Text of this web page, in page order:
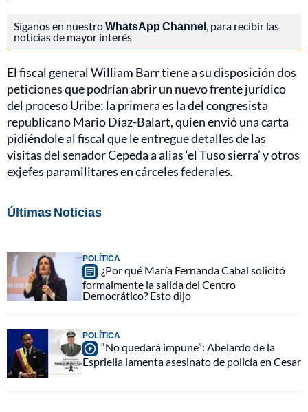
Síganos en nuestroWhatsApp Channel , para recibir las
noticias de mayor interés
El fiscal general William Barr tiene a su disposición dos
peticiones que podrían abrir un nuevo frente jurídico
del proceso Uribe: la primera es la del congresista
republicano Mario Díaz-Balart, quien envió una carta
pidiéndole al fiscal que le entregue detalles de las
visitas del senador Cepeda a alias ‘el Tuso sierra’ y otros
exjefes paramilitares en cárceles federales.
Últimas Noticias
POLÍTICA
¿Por qué María Fernanda Cabal solicitó
formalmente la salida del Centro
Democrático? Esto dijo
POLÍTICA
“No quedará impune”: Abelardo de la
Espriella lamenta asesinato de policía en Cesar